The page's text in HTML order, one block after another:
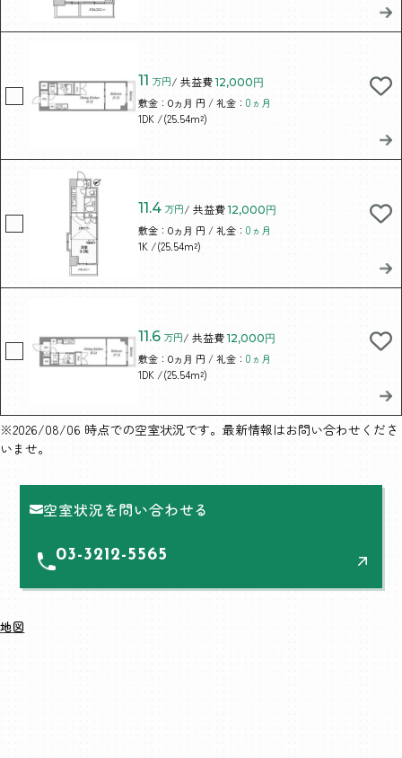
11 万円/ 共益費 12,000円
敷金：0ヵ月 円 / 礼金：0ヵ月
1DK /(25.54m²)
11.4 万円/ 共益費 12,000円
敷金：0ヵ月 円 / 礼金：0ヵ月
1K /(25.54m²)
11.6 万円/ 共益費 12,000円
敷金：0ヵ月 円 / 礼金：0ヵ月
1DK /(25.54m²)
※2026/08/06 時点での空室状況です。最新情報はお問い合わせくださ
いませ。
空室状況を問い合わせる
03-3212-5565
地図